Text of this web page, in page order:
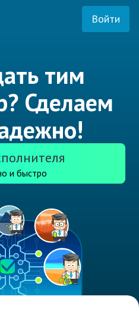
Войти
тим
Сделаем
и быстро